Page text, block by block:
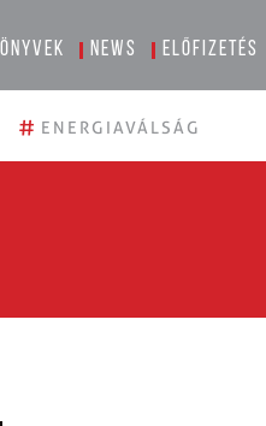
News Előfizetés
# ENERGIAVÁLSÁG